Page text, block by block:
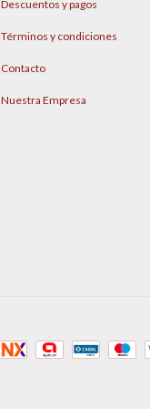
Descuentos y pagos
Términos y condiciones
Contacto
Nuestra Empresa